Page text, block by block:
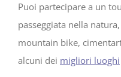
Puoi partecipare a un
passeggiata nella
mountain bike,
alcuni dei migliori luoghi